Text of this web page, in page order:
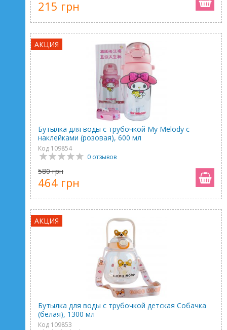
215 грн
АКЦИЯ
Бутылка для воды с трубочкой My Melody с
наклейками (розовая), 600 мл
Код 109854
0 отзывов
580 грн
464 грн
АКЦИЯ
Бутылка для воды с трубочкой детская Собачка
(белая), 1300 мл
Код 109853